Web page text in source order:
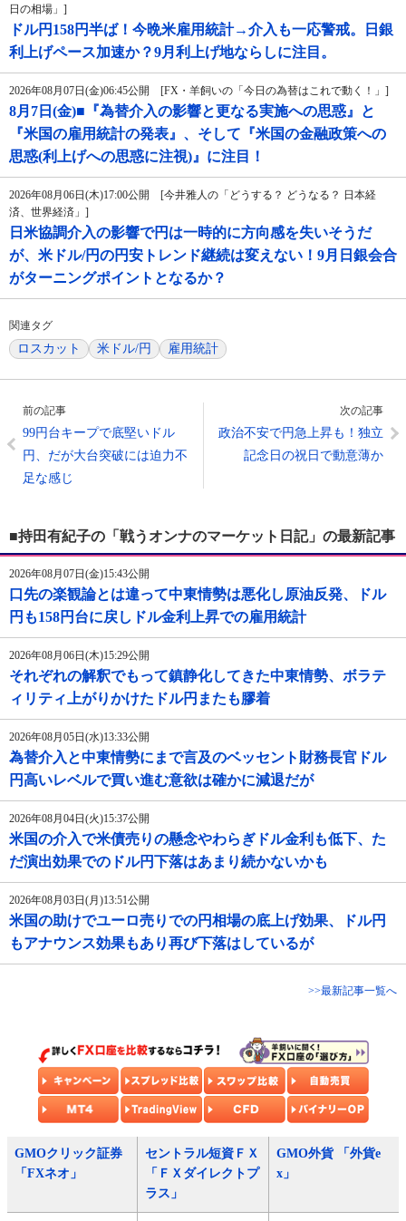
日の相場」]
ドル円158円半ば！今晩米雇用統計→介入も一応警戒。日銀
利上げペース加速か？9月利上げ地ならしに注目。
2026年08月07日(金)06:45公開 [FX・羊飼いの「今日の為替はこれで動く！」]
8月7日(金)■『為替介入の影響と更なる実施への思惑』と
『米国の雇用統計の発表』、そして『米国の金融政策への
思惑(利上げへの思惑に注視)』に注目！
2026年08月06日(木)17:00公開 [今井雅人の「どうする？ どうなる？ 日本経
済、世界経済」]
日米協調介入の影響で円は一時的に方向感を失いそうだ
が、米ドル/円の円安トレンド継続は変えない！9月日銀会合
がターニングポイントとなるか？
関連タグ
ロスカット 米ドル/円 雇用統計
前の記事
99円台キープで底堅いドル
円、だが大台突破には迫力不
足な感じ
次の記事
政治不安で円急上昇も！独立
記念日の祝日で動意薄か
■持田有紀子の「戦うオンナのマーケット日記」の最新記事
2026年08月07日(金)15:43公開
口先の楽観論とは違って中東情勢は悪化し原油反発、ドル
円も158円台に戻しドル金利上昇での雇用統計
2026年08月06日(木)15:29公開
それぞれの解釈でもって鎮静化してきた中東情勢、ボラテ
ィリティ上がりかけたドル円またも膠着
2026年08月05日(水)13:33公開
為替介入と中東情勢にまで言及のベッセント財務長官ドル
円高いレベルで買い進む意欲は確かに減退だが
2026年08月04日(火)15:37公開
米国の介入で米債売りの懸念やわらぎドル金利も低下、た
だ演出効果でのドル円下落はあまり続かないかも
2026年08月03日(月)13:51公開
米国の助けでユーロ売りでの円相場の底上げ効果、ドル円
もアナウンス効果もあり再び下落はしているが
>>最新記事一覧へ
GMOクリック証券
「FXネオ」
セントラル短資ＦＸ
「ＦＸダイレクトプ
ラス」
GMO外貨 「外貨e
x」